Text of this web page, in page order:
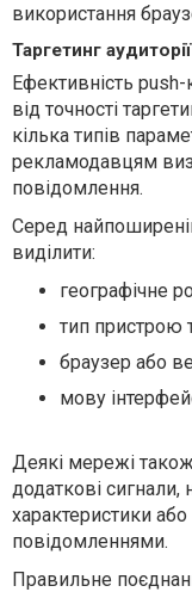
використання
Таргетинг аудиторії
Ефективність
від точності
кілька типів
рекламодавцям
повідомлення.
Серед
виділити:
географічне
тип пристрою
браузер або
мову
Деякі мережі
додаткові сигнали,
характеристики або
повідомленнями.
Правильне